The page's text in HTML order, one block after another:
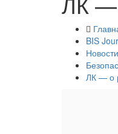
BIS
Новости
ЛК — о